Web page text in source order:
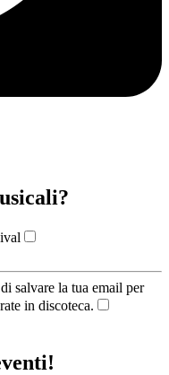
salvare la tua email per
in discoteca.